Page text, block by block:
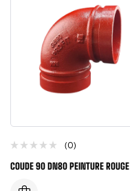
(0)
COUDE 90 DN80 PEINTURE ROUGE